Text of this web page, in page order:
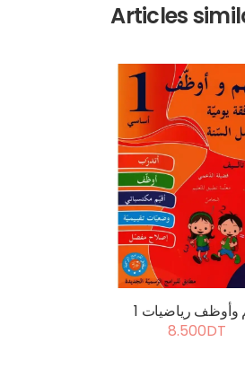
Articles
وأوظف رياضيات 1
8.500DT